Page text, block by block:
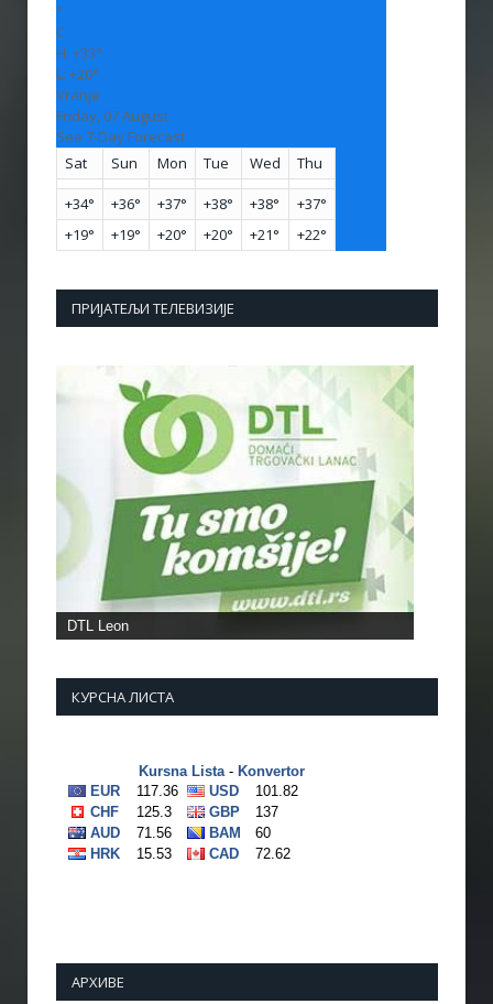
°
C
H: +33°
L: +20°
Vranje
Friday, 07 August
See 7-Day Forecast
Sat
Sun Mon Tue Wed Thu
+34° +36° +37° +38° +38° +37°
+19° +19° +20° +20° +21° +22°
ПРИЈАТЕЉИ ТЕЛЕВИЗИЈЕ
DTL Leon
КУРСНА ЛИСТА
АРХИВЕ